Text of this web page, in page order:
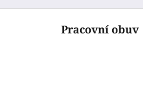
Pracovní obuv